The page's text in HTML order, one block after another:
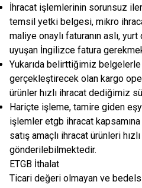
İhracat işlemlerinin sorunsuz
temsil yetki belgesi, mikro
maliye onaylı faturanın aslı,
uyuşan İngilizce fatura
Yukarıda belirttiğimiz
gerçekleştirecek olan kargo
ürünler hızlı ihracat dediğimiz
Hariçte işleme, tamire giden
işlemler etgb ihracat
satış amaçlı ihracat ürünleri
gönderilebilmektedir.
ETGB İthalat
Ticari değeri olmayan ve